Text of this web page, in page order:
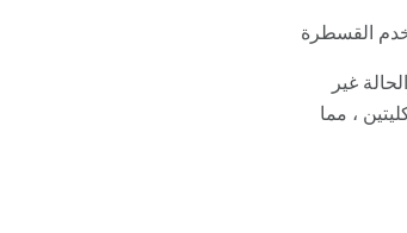
القسطرة
غير
، مما